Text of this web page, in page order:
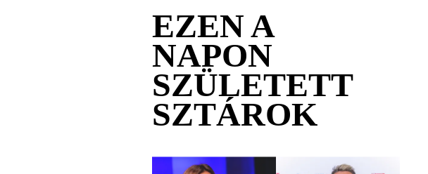
EZEN A
NAPON
SZÜLETETT
SZTÁROK